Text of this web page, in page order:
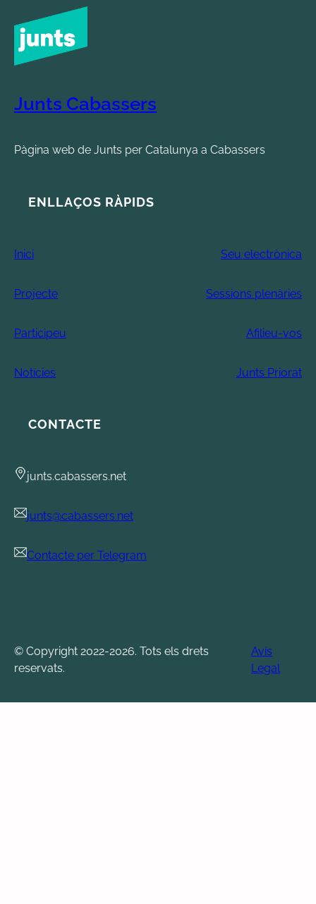
Junts Cabassers
Pàgina web de Junts per Catalunya a Cabassers
ENLLAÇOS RÀPIDS
Inici Seu electrònica
Projecte Sessions plenàries
Participeu Afilieu-vos
Notícies Junts Priorat
CONTACTE
junts.cabassers.net
junts@cabassers.net
Contacte per Telegram
© Copyright 2022-2026. Tots els drets
reservats.
Avís
Legal